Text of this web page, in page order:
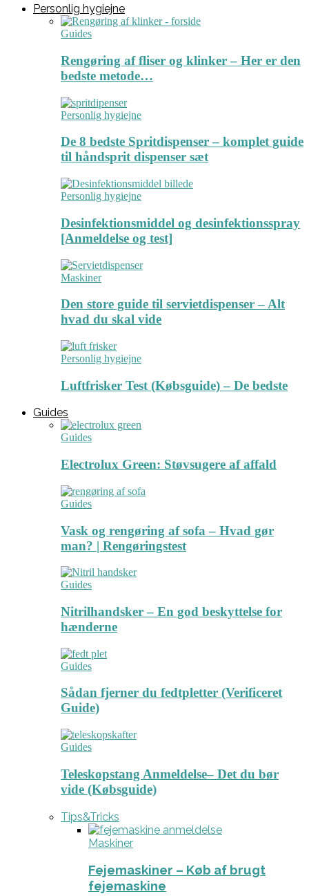
Personlig hygiejne
Guides
Rengøring af fliser og klinker – Her er den
bedste metode…
Personlig hygiejne
De 8 bedste Spritdispenser – komplet guide
til håndsprit dispenser sæt
Personlig hygiejne
Desinfektionsmiddel og desinfektionsspray
[Anmeldelse og test]
Maskiner
Den store guide til servietdispenser – Alt
hvad du skal vide
Personlig hygiejne
Luftfrisker Test (Købsguide) – De bedste
Guides
Guides
Electrolux Green: Støvsugere af affald
Guides
Vask og rengøring af sofa – Hvad gør
man? | Rengøringstest
Guides
Nitrilhandsker – En god beskyttelse for
hænderne
Guides
Sådan fjerner du fedtpletter (Verificeret
Guide)
Guides
Teleskopstang Anmeldelse– Det du bør
vide (Købsguide)
Tips&Tricks
Maskiner
Fejemaskiner – Køb af brugt
fejemaskine